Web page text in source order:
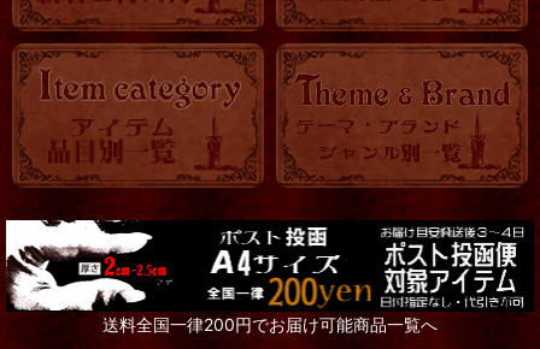
送料全国一律200円でお届け可能商品一覧へ